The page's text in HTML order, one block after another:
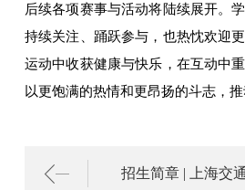
后续各项赛事与活动将陆续展开。
持续关注、踊跃参与，也热忱欢迎
运动中收获健康与快乐，在互动中
以更饱满的热情和更昂扬的斗志，